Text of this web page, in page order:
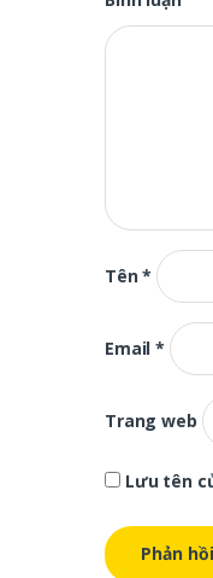
Tên*
Email*
Trang web
Lưu tên